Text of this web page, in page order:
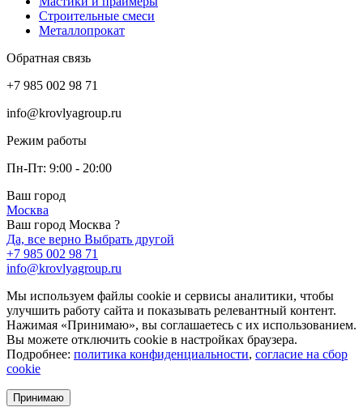
Строительные смеси
Металлопрокат
Обратная связь
+7 985 002 98 71
info@krovlyagroup.ru
Режим работы
Пн-Пт: 9:00 - 20:00
Ваш город
Москва
Ваш город Москва ?
Да, все верно Выбрать другой
+7 985 002 98 71
info@krovlyagroup.ru
Мы используем файлы cookie и сервисы аналитики, чтобы
улучшить работу сайта и показывать релевантный контент.
Нажимая «Принимаю», вы соглашаетесь с их использованием.
Вы можете отключить cookie в настройках браузера.
Подробнее: политика конфиденциальности, согласие на сбор
cookie
Принимаю